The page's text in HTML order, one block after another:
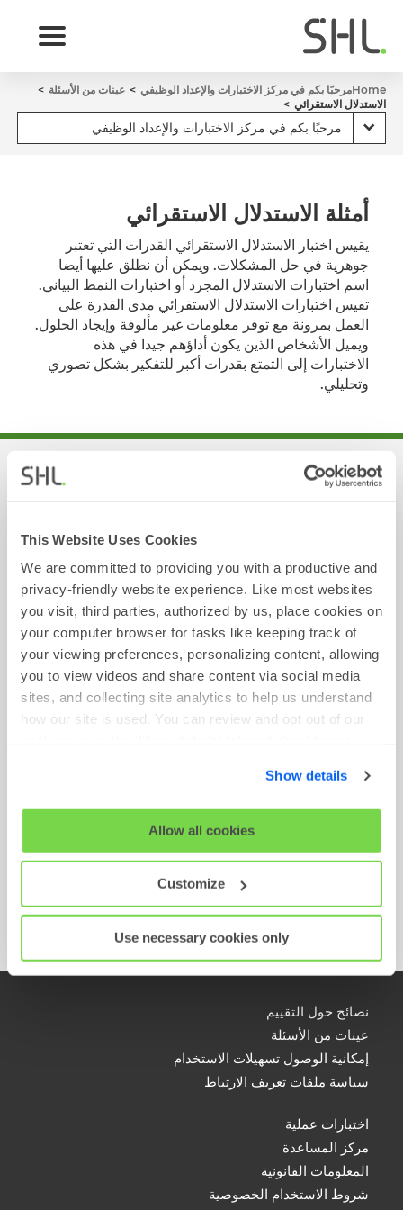
This Website Uses Cookies
We are committed to providing you with a productive and
privacy-friendly website experience. Like most websites
you visit, third parties, authorized by us, place cookies on
your computer browser for tasks like keeping track of
your viewing preferences, personalizing content, allowing
you to view videos and share content via social media
sites, and collecting site analytics to help us understand
how our site is used. You can review and opt out of our
SHL Privacy Statement
Policy
Show details
Allow all cookies
Customize
Use necessary cookies only
Homeمرحبًا بكم في مركز الاختبارات والإعداد الوظيفي
عينات من الأسئلة
الاستدلال الاستقرائي
أمثلة الاستدلال الاستقرائي
يقيس اختبار الاستدلال الاستقرائي القدرات التي تعتبر
جوهرية في حل المشكلات. ويمكن أن نطلق عليها أيضا
اسم اختبارات الاستدلال المجرد أو اختبارات النمط البياني.
تقيس اختبارات الاستدلال الاستقرائي مدى القدرة على
العمل بمرونة مع توفر معلومات غير مألوفة وإيجاد الحلول.
ويميل الأشخاص الذين يكون أداؤهم جيدا في هذه
الاختبارات إلى التمتع بقدرات أكبر للتفكير بشكل تصوري
وتحليلي.
وحتى تعطي إجابتك، اختر واحدا من الصناديق من أ وحتى هـ.
اعرض أمثلة على الأسئلة
أمثلة أخرى
استبيان الشخصية
الاستدلال الرقمي
نصائح حول التقييم
عينات من الأسئلة
إمكانية الوصول تسهيلات الاستخدام
سياسة ملفات تعريف الارتباط
اختبارات عملية
مركز المساعدة
المعلومات القانونية
شروط الاستخدام الخصوصية